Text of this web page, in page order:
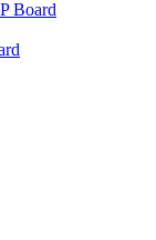
Board